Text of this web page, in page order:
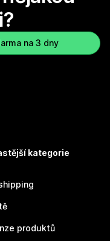
na 3 dny
kategorie
produktů